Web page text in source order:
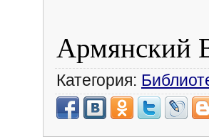
Армянский
Категория: